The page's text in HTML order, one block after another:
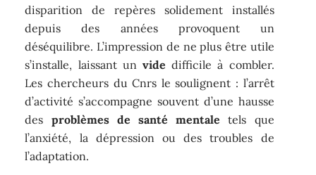
disparition de repères solidement installés
depuis des années provoquent un
déséquilibre. L’impression de ne plus être utile
s’installe, laissant un vide difficile à combler.
Les chercheurs du Cnrs le soulignent : l’arrêt
d’activité s’accompagne souvent d’une hausse
des problèmes de santé mentale tels que
l’anxiété, la dépression ou des troubles de
l’adaptation.